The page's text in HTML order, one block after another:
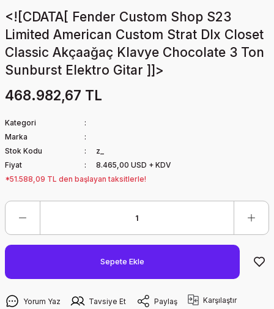
<![CDATA[ Fender Custom Shop S23
Limited American Custom Strat Dlx Closet
Classic Akçaağaç Klavye Chocolate 3 Ton
Sunburst Elektro Gitar ]]>
468.982,67 TL
Kategori
Marka
Stok Kodu
z_
Fiyat
8.465,00 USD + KDV
*51.588,09 TL den başlayan taksitlerle!
Sepete Ekle
Yorum Yaz Tavsiye Et Paylaş Karşılaştır